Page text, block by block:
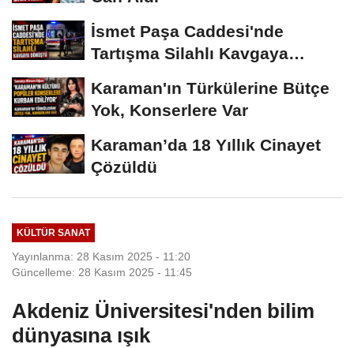
İsmet Paşa Caddesi'nde
Tartışma Silahlı Kavgaya
Karaman'ın Türkülerine Bütçe
Yok, Konserlere Var
Karaman’da 18 Yıllık Cinayet
Çözüldü
KÜLTÜR SANAT
Yayınlanma: 28 Kasım 2025 - 11:20
Güncelleme: 28 Kasım 2025 - 11:45
Akdeniz Üniversitesi'nden bilim
dünyasına ışık